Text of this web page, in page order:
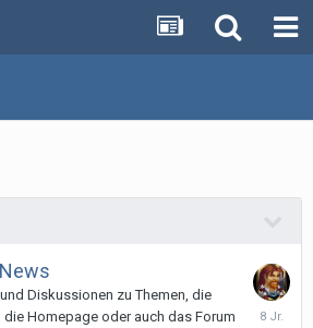
Diskussionen zu Themen, die
die Homepage oder auch das Forum
4.